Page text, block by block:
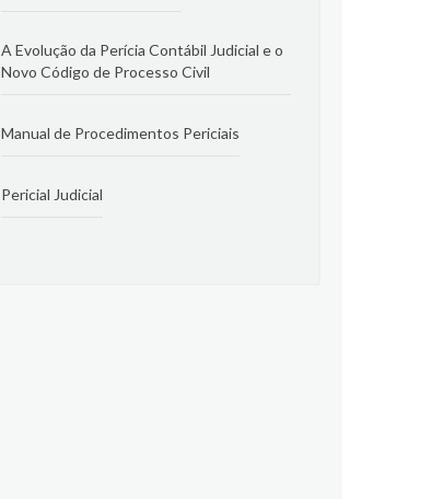
A Evolução da Perícia Contábil Judicial e o
Novo Código de Processo Civil
Manual de Procedimentos Periciais
Pericial Judicial